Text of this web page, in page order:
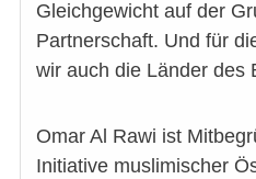
Gleichgewicht auf der
Partnerschaft. Und für
wir auch die Länder des
Omar Al Rawi ist
Initiative muslimischer